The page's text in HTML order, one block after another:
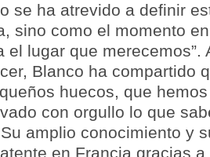
se ha atrevido a definir
sino como el momento
el lugar que merecemos”.
Blanco ha compartido
huecos, que
con orgullo lo que
amplio conocimiento y
en Francia gracias